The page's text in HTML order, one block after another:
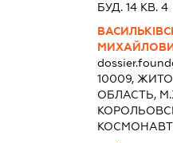
БУД. 14 КВ. 4
10009,
ОБЛАСТЬ,